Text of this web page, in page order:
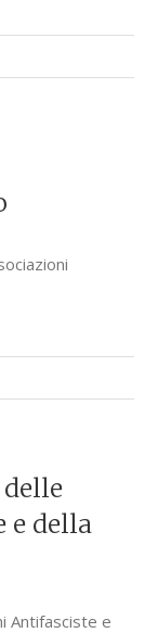
e della
Antifasciste e